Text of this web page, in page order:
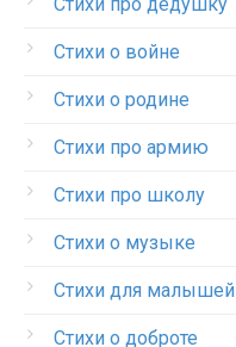
Стихи о войне
Стихи о родине
Стихи про армию
Стихи про школу
Стихи о музыке
Стихи для малышей
Стихи о доброте